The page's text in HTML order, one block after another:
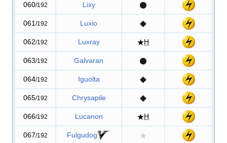
060/192 Lixy
061 /192 Luxio
062/192 Luxray H
063/192 Galvaran
064/192 Iguolta
065/192 Chrysapile
066/192 Lucanon H
067/192 Fulgudog